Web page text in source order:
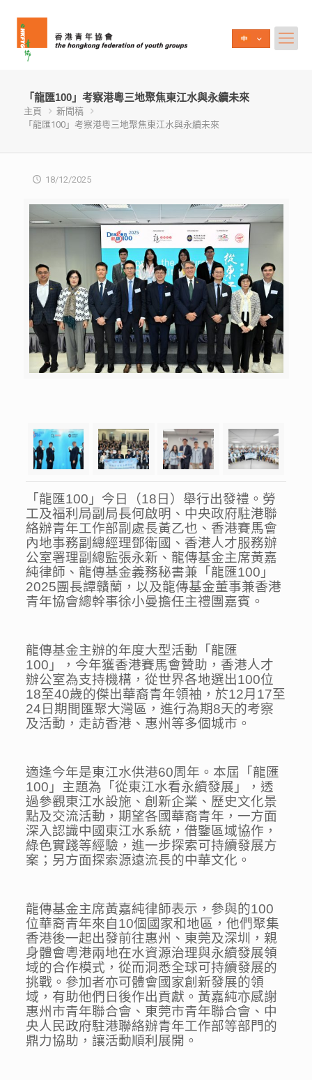
「龍匯100」考察港粵三地聚焦東江水與永續未來
主頁
新聞稿
「龍匯100」考察港粵三地聚焦東江水與永續未來
18/12/2025
「龍匯100」今日（18日）舉行出發禮。勞
工及福利局副局長何啟明、中央政府駐港聯
絡辦青年工作部副處長黃乙也、香港賽馬會
內地事務副總經理鄧衛國、香港人才服務辦
公室署理副總監張永新、龍傳基金主席黃嘉
純律師、龍傳基金義務秘書兼「龍匯100」
2025團長譚贛蘭，以及龍傳基金董事兼香港
青年協會總幹事徐小曼擔任主禮團嘉賓。
龍傳基金主辦的年度大型活動「龍匯
100」，今年獲香港賽馬會贊助，香港人才
辦公室為支持機構，從世界各地選出100位
18至40歲的傑出華裔青年領袖，於12月17至
24日期間匯聚大灣區，進行為期8天的考察
及活動，走訪香港、惠州等多個城市。
適逢今年是東江水供港60周年。本屆「龍匯
100」主題為「從東江水看永續發展」，透
過參觀東江水設施、創新企業、歷史文化景
點及交流活動，期望各國華裔青年，一方面
深入認識中國東江水系統，借鑒區域協作，
綠色實踐等經驗，進一步探索可持續發展方
案；另方面探索源遠流長的中華文化。
龍傳基金主席黃嘉純律師表示，參與的100
位華裔青年來自10個國家和地區，他們聚集
香港後一起出發前往惠州、東莞及深圳，親
身體會粵港兩地在水資源治理與永續發展領
域的合作模式，從而洞悉全球可持續發展的
挑戰。參加者亦可體會國家創新發展的領
域，有助他們日後作出貢獻。黃嘉純亦感謝
惠州市青年聯合會、東莞市青年聯合會、中
央人民政府駐港聯絡辦青年工作部等部門的
鼎力協助，讓活動順利展開。